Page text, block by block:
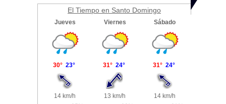
El Tiempo en Santo Domingo